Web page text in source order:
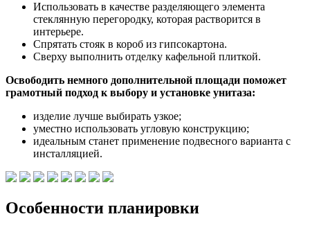
Использовать в качестве разделяющего элемента
стеклянную перегородку, которая растворится в
интерьере.
Спрятать стояк в короб из гипсокартона.
Сверху выполнить отделку кафельной плиткой.
Освободить немного дополнительной площади поможет
грамотный подход к выбору и установке унитаза:
изделие лучше выбирать узкое;
уместно использовать угловую конструкцию;
идеальным станет применение подвесного варианта с
инсталляцией.
Особенности планировки